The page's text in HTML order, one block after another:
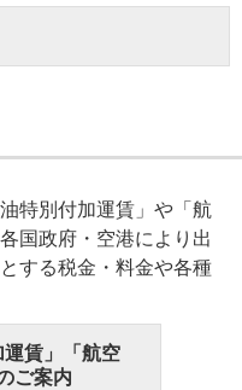
特別付加運賃」や「航
国政府・空港により出
する税金・料金や各種
運賃」「航空
ご案内